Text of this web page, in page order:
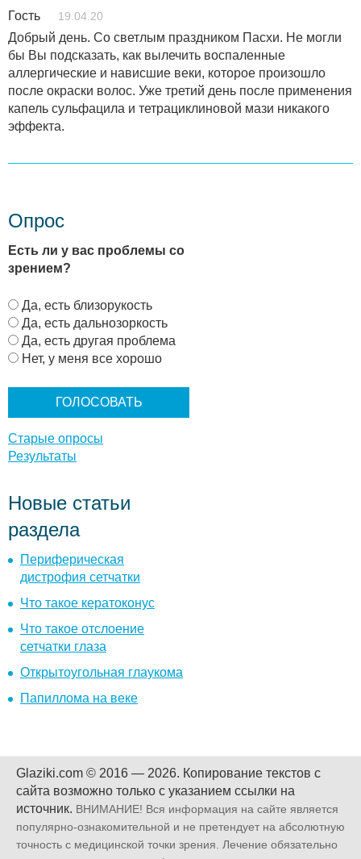
Гость 19.04.20
Добрый день. Со светлым праздником Пасхи. Не могли
бы Вы подсказать, как вылечить воспаленные
аллергические и нависшие веки, которое произошло
после окраски волос. Уже третий день после применения
капель сульфацила и тетрациклиновой мази никакого
эффекта.
Опрос
Есть ли у вас проблемы со
зрением?
В
а
р
и
Да, есть близорукость
Да, есть дальнозоркость
Да, есть другая проблема
Нет, у меня все хорошо
Старые опросы
Результаты
Новые статьи
раздела
Периферическая
дистрофия сетчатки
Что такое кератоконус
Что такое отслоение
сетчатки глаза
Открытоугольная глаукома
Папиллома на веке
Glaziki.com © 2016 — 2026. Копирование текстов с
сайта возможно только с указанием ссылки на
источник. ВНИМАНИЕ! Вся информация на сайте является
популярно-ознакомительной и не претендует на абсолютную
точность с медицинской точки зрения. Лечение обязательно